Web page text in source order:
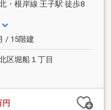
・根岸線 王子駅 徒歩8
/ 15階建
区堀船１丁目
円